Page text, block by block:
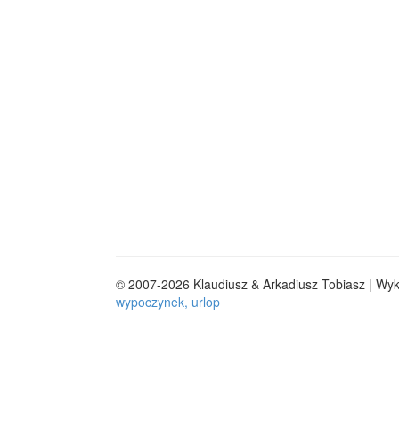
© 2007-2026 Klaudiusz & Arkadiusz Tobiasz |
wypoczynek, urlop